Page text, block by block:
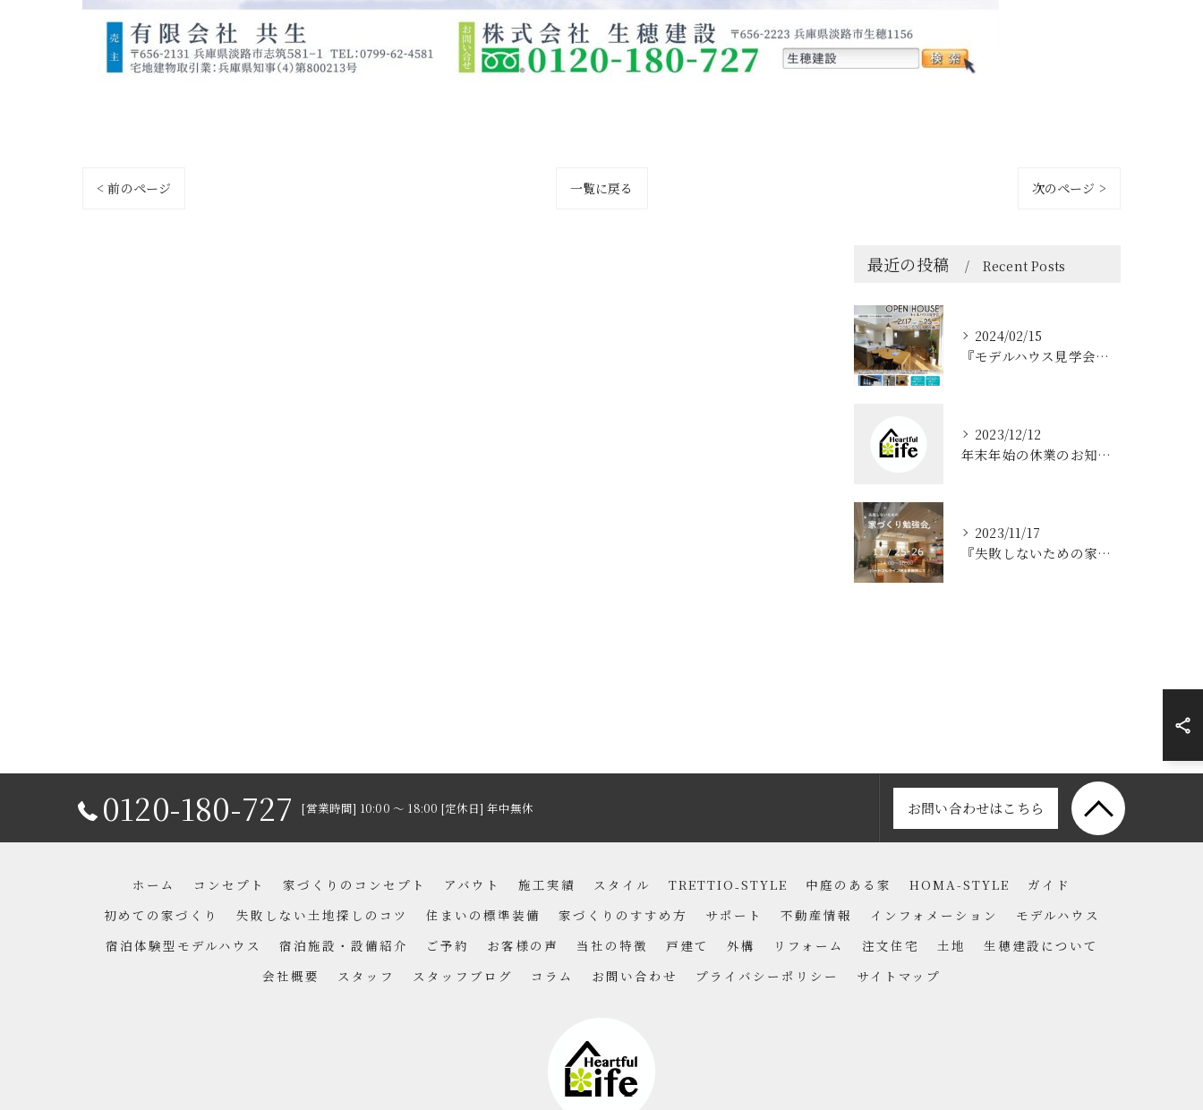
< 前のページ 一覧に戻る 次のページ >
最近の投稿 Recent Posts
2024/02/15
『モデルハウス見学会、夜の見学会』淡路市 浦
2023/12/12
年末年始の休業のお知らせ
2023/11/17
『失敗しないための家づくり勉強会』 洲本市 住宅展示場にて
0120-180-727 [営業時間] 10:00 ～ 18:00 [定休日] 年中無休 お問い合わせはこちら
ホーム コンセプト 家づくりのコンセプト アバウト 施工実績 スタイル TRETTIO₋STYLE 中庭のある家 HOMA-STYLE
ガイド
初めての家づくり
失敗しない土地探しのコツ 住まいの標準装備 家づくりのすすめ方 サポート 不動産情報 インフォメーション
モデルハウス
宿泊体験型モデルハウス
宿泊施設・設備紹介 ご予約 お客様の声 当社の特徴 戸建て 外構 リフォーム 注文住宅 土地
生穂建設について
会社概要
スタッフ スタッフブログ コラム お問い合わせ プライバシーポリシー サイトマップ